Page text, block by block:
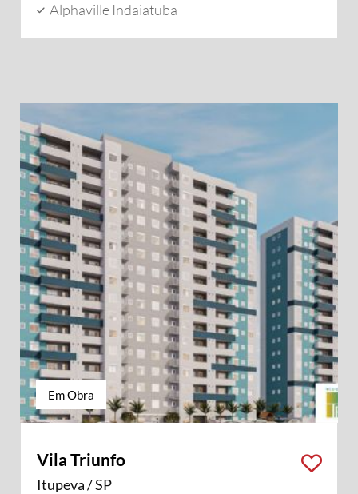
Alphaville Indaiatuba
Em Obra
Vila Triunfo
Itupeva / SP